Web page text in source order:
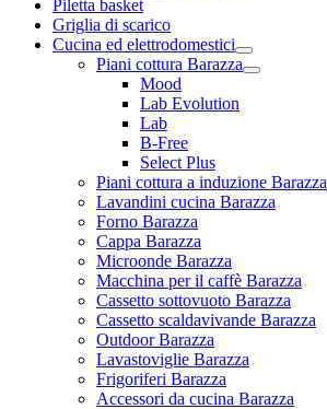
Piletta basket
Griglia di scarico
Cucina ed elettrodomestici
Piani cottura Barazza
Mood
Lab Evolution
Lab
B-Free
Select Plus
Piani cottura a induzione Barazza
Lavandini cucina Barazza
Forno Barazza
Cappa Barazza
Microonde Barazza
Macchina per il caffè Barazza
Cassetto sottovuoto Barazza
Cassetto scaldavivande Barazza
Outdoor Barazza
Lavastoviglie Barazza
Frigoriferi Barazza
Accessori da cucina Barazza